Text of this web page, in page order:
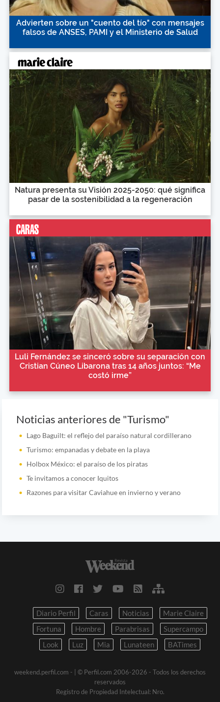
Advierten sobre un "cuento del tío" con mensajes
falsos de ANSES, PAMI y el Ministerio de Salud
Natura presenta su Visión 2025-2050: qué significa
pasar de la sostenibilidad a la regeneración
Luli Fernández se sinceró sobre su separación con
Cristian Cúneo Libarona tras 14 años juntos: “Me
costó irme”
Noticias anteriores de "Turismo"
Lago Baguilt: el reflejo del paraíso natural cordillerano
Turismo: empanadas y debate en la playa
Holbox México: el paraíso de los piratas
Te invitamos a conocer Iquitos
Razones para visitar Caviahue en invierno y verano
Diario Perfil Caras Noticias
Marie Claire
Fortuna
Hombre Parabrisas
Supercampo
Look
Luz Mia Lunateen BATimes
weekend.perfil.com - | © Perfil.com 2006-2026 - Todos los derechos
reservados
Registro de Propiedad Intelectual: Nro.